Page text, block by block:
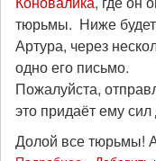
тюрьмы. Ниже будет
Артура, через
одно его письмо.
Пожалуйста,
это придаёт ему
Долой все тюрьмы!